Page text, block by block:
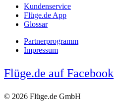
Kundenservice
Flüge.de App
Glossar
Partnerprogramm
Impressum
Flüge.de auf Facebook
© 2026 Flüge.de GmbH